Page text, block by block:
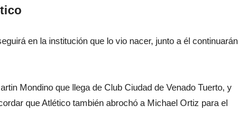
en la institución que lo vio nacer, junto a él continuarán
Mondino que llega de Club Ciudad de Venado Tuerto, y
que Atlético también abrochó a Michael Ortiz para el